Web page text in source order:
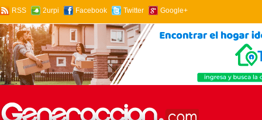
RSS 2urpi Facebook Twitter Google+